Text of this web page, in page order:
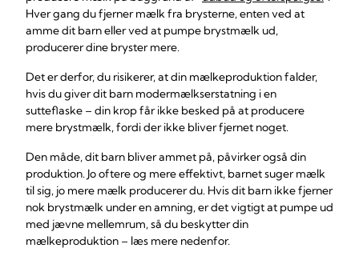
Hver gang du fjerner mælk fra brysterne, enten ved at
amme dit barn eller ved at pumpe brystmælk ud,
producerer dine bryster mere.
Det er derfor, du risikerer, at din mælkeproduktion falder,
hvis du giver dit barn modermælkserstatning i en
sutteflaske – din krop får ikke besked på at producere
mere brystmælk, fordi der ikke bliver fjernet noget.
Den måde, dit barn bliver ammet på, påvirker også din
produktion. Jo oftere og mere effektivt, barnet suger mælk
til sig, jo mere mælk producerer du. Hvis dit barn ikke fjerner
nok brystmælk under en amning, er det vigtigt at pumpe ud
med jævne mellemrum, så du beskytter din
mælkeproduktion – læs mere nedenfor.